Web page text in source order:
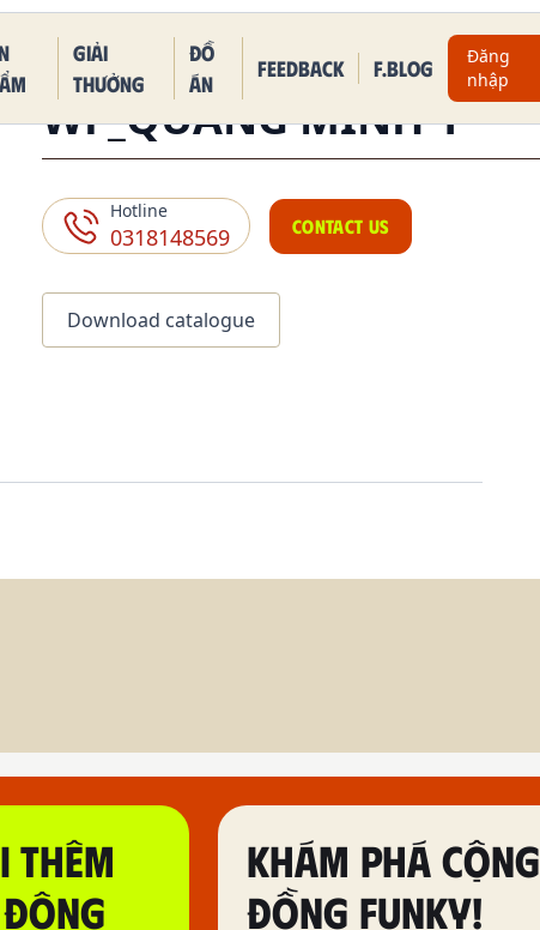
Giải
thưởng
Đồ
án
Feedback F.BLOG
Đăng
nhập
WF_QUANG MINH 1
Hotline
0318148569 CONTACT US
Download catalogue
THÊM
KHÁM PHÁ CỘNG
ĐỒNG FUNKY!